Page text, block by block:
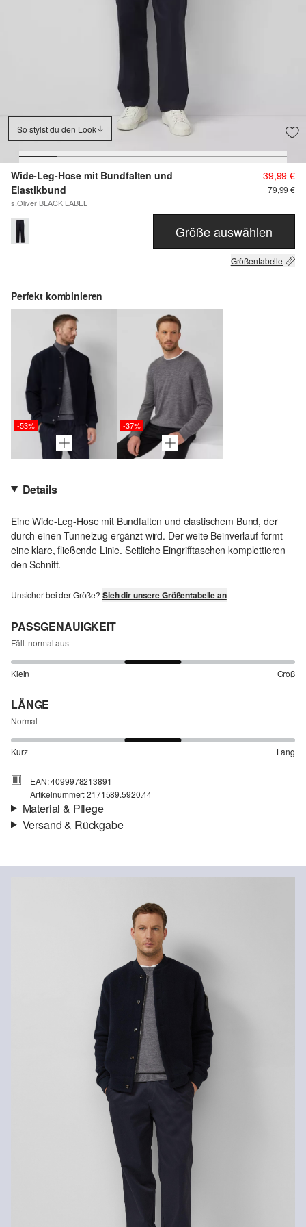
So stylst du den Look
Wide-Leg-Hose mit Bundfalten und
Elastikbund
s.Oliver BLACK LABEL
39,99 €
79,99 €
Größe auswählen
Größentabelle
Perfekt kombinieren
-53% -37%
Details
Eine Wide-Leg-Hose mit Bundfalten und elastischem Bund, der
durch einen Tunnelzug ergänzt wird. Der weite Beinverlauf formt
eine klare, fließende Linie. Seitliche Eingrifftaschen komplettieren
den Schnitt.
Unsicher bei der Größe? Sieh dir unsere Größentabelle an
PASSGENAUIGKEIT
Fällt normal aus
Klein Groß
LÄNGE
Normal
Kurz Lang
EAN: 4099978213891
Artikelnummer: 2171589.5920.44
Material & Pflege
Chlorbleiche nicht möglich
Nicht für den Trockner geeignet
Chemische Reinigung mit Perchlorethylen
Mäßig heiß bügeln
Nicht waschen
Versand & Rückgabe
Standardlieferung einer Bestellung in Höhe von 3,95 € an. Fashion
einem Mindestbestellwert in Höhe von 149,00 € (bei einem
geringeren Bestellwert betragen die Versandkosten für eine
Standardlieferung ebenfalls 3,95 €). Für VIP Kunden entfallen die
Die Rückgabegebühr beträgt 2,99 € für Gast und Fashion Card
Kunden. Für VIP Kunden entfällt die Rückgabegebühr. Die
Versandkosten für die Rücklieferung werden vom
Rückerstattungsbetrag abgezogen.
Gastkunden können ihre Artikel innerhalb von 14 Tagen nach
Erhalt der Ware an uns zurückschicken. Fashion Card und VIP
Kunden haben nach Erhalt der Ware 30 Tage Zeit, um ihre Artikel
Weitere Informationen sind unserer „